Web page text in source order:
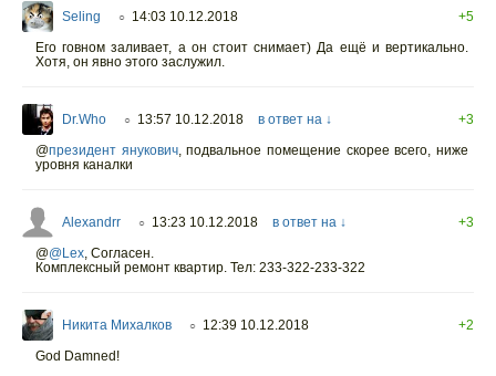
Seling ○ 14:03 10.12.2018
+5
Его говном заливает, а он стоит снимает) Да ещё и вертикально.
Хотя, он явно этого заслужил.
Dr.Who ○ 13:57 10.12.2018 в ответ на ↓
+3
@президент янукович,подвальное помещение скорее всего, ниже
уровня каналки
Alexandrr ○ 13:23 10.12.2018 в ответ на ↓
+3
@@Lex, Согласен.
Комплексный ремонт квартир. Тел: 233-322-233-322
Никита Михалков ○ 12:39 10.12.2018
+2
God Damned!